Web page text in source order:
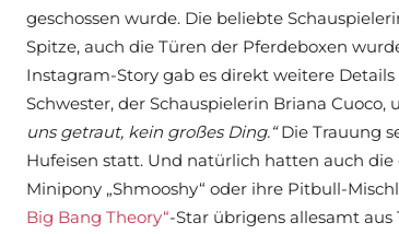
geschossen wurde. Die beliebte
Spitze, auch die Türen der Pferdeboxen
Instagram-Story gab es direkt weitere
Schwester, der Schauspielerin Briana Cuoco,
uns getraut, kein großes Ding.“Die Trauung
Hufeisen statt. Und natürlich hatten auch
Minipony „Shmooshy“ oder ihre Pitbull-
Big Bang Theory“-Star übrigens allesamt